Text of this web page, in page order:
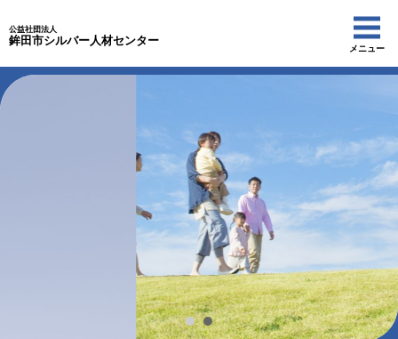
公益社団法人
鉾田市シルバー人材センター
メニュー